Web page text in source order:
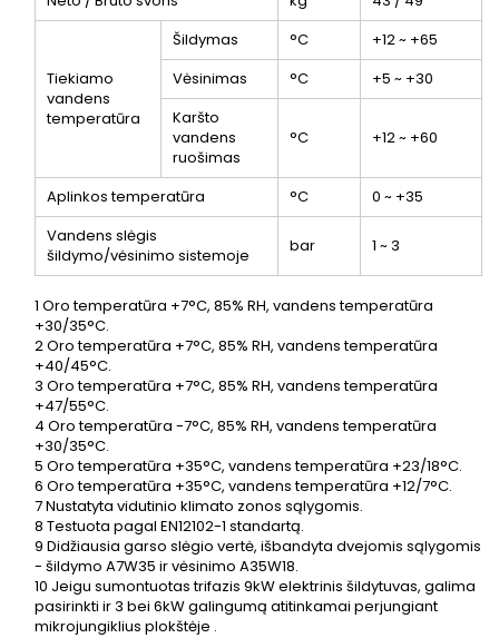
Tiekiamo
vandens
temperatūra
Šildymas °C
+12 ~ +65
Vėsinimas
°C
+5 ~ +30
Karšto
vandens
ruošimas
°C +12 ~ +60
Aplinkos temperatūra °C
0 ~ +35
Vandens slėgis
šildymo/vėsinimo sistemoje
bar 1 ~ 3
1 Oro temperatūra +7°C, 85% RH, vandens temperatūra
+30/35°C.
2Oro temperatūra +7°C, 85% RH, vandens temperatūra
+40/45°C.
3 Oro temperatūra +7°C, 85% RH, vandens temperatūra
+47/55°C.
4 Oro temperatūra -7°C, 85% RH, vandens temperatūra
+30/35°C.
5 Oro temperatūra +35°C, vandens temperatūra +23/18°C.
6 Oro temperatūra +35°C, vandens temperatūra +12/7°C.
7Nustatyta vidutinio klimato zonos sąlygomis.
8 Testuota pagal EN12102-1 standartą.
9 Didžiausia garso slėgio vertė, išbandyta dvejomis sąlygomis
- šildymo A7W35 ir vėsinimo A35W18.
10 Jeigu sumontuotas trifazis 9kW elektrinis šildytuvas, galima
pasirinkti ir 3 bei 6kW galingumą atitinkamai perjungiant
mikrojungiklius plokštėje .